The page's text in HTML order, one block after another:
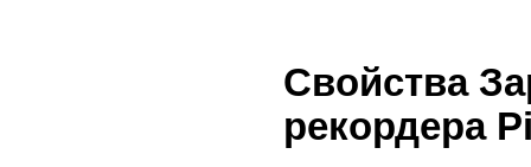
Свойства
рекордера